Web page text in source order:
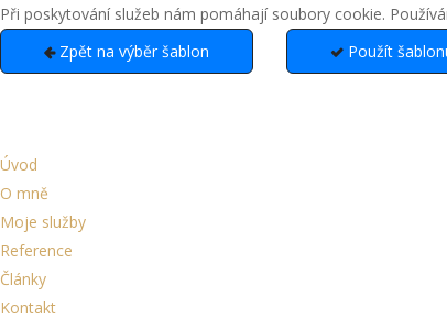
Při poskytování služeb nám pomáhají soubory cookie.
Zpět na výběr šablon
Použít
Úvod
O mně
Moje služby
Reference
Články
Kontakt